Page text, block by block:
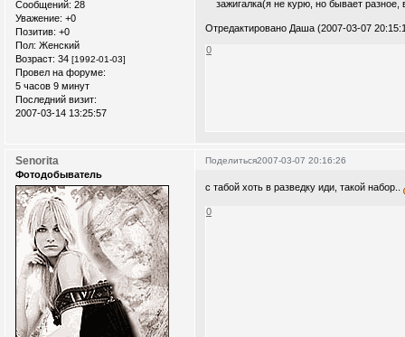
Сообщений: 28
Уважение: +0
Позитив: +0
Пол: Женский
Возраст: 34 [1992-01-03]
Провел на форуме:
5 часов 9 минут
Последний визит:
2007-03-14 13:25:57
зажигалка(я не курю, но бывает разное,
Отредактировано Даша (2007-03-07
0
Поделиться2007-03-07 20:16:26
Senorita
Фотодобыватель
с табой хоть в разведку иди, такой набор..
0